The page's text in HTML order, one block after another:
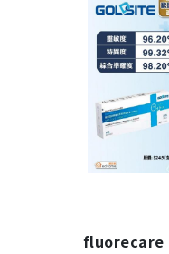
fluorecare